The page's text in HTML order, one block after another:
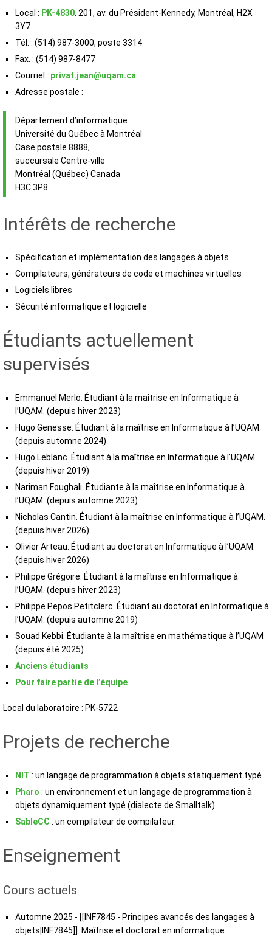
Local : PK-4830 . 201, av. du Président-Kennedy, Montréal, H2X
3Y7
Tél. : (514) 987-3000, poste 3314
Fax. : (514) 987-8477
Courriel : privat.jean@uqam.ca
Adresse postale :
Département d’informatique
Université du Québec à Montréal
Case postale 8888,
succursale Centre-ville
Montréal (Québec) Canada
H3C 3P8
Intérêts de recherche
Spécification et implémentation des langages à objets
Compilateurs, générateurs de code et machines virtuelles
Logiciels libres
Sécurité informatique et logicielle
Étudiants actuellement
supervisés
Emmanuel Merlo. Étudiant à la maîtrise en Informatique à
l’UQAM. (depuis hiver 2023)
Hugo Genesse. Étudiant à la maîtrise en Informatique à l’UQAM.
(depuis automne 2024)
Hugo Leblanc. Étudiant à la maîtrise en Informatique à l’UQAM.
(depuis hiver 2019)
Nariman Foughali. Étudiante à la maîtrise en Informatique à
l’UQAM. (depuis automne 2023)
Nicholas Cantin. Étudiant à la maîtrise en Informatique à l’UQAM.
(depuis hiver 2026)
Olivier Arteau. Étudiant au doctorat en Informatique à l’UQAM.
(depuis hiver 2026)
Philippe Grégoire. Étudiant à la maîtrise en Informatique à
l’UQAM. (depuis hiver 2023)
Philippe Pepos Petitclerc. Étudiant au doctorat en Informatique à
l’UQAM. (depuis automne 2019)
Souad Kebbi. Étudiante à la maîtrise en mathématique à l’UQAM
(depuis été 2025)
Anciens étudiants
Pour faire partie de l’équipe
Local du laboratoire : PK-5722
Projets de recherche
NIT : un langage de programmation à objets statiquement typé.
Pharo : un environnement et un langage de programmation à
objets dynamiquement typé (dialecte de Smalltalk).
SableCC : un compilateur de compilateur.
Enseignement
Cours actuels
Automne 2025 - [[INF7845 - Principes avancés des langages à
objets|INF7845]]. Maîtrise et doctorat en informatique.